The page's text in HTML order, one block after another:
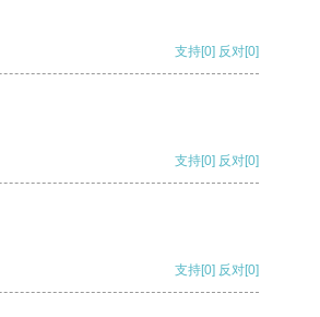
支持[0] 反对[0]
支持[0] 反对[0]
支持[0] 反对[0]